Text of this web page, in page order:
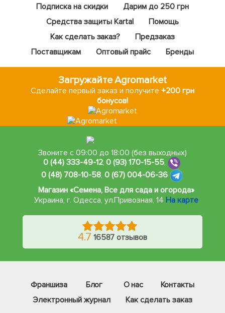
Подписка на скидки
Дарим до 250 грн
Средства защиты Kartal
Помощь
Как сделать заказ?
Предзаказ
Поставщикам
Оптовый прайс Бренды
Загружайте Agromarket
Сделайте первый заказ и получите +200 грн
бонусов!
Звоните с 09:00 до 18:00 (без выходных)
0 (44) 333-49-12,0 (93) 170-15-55,
0 (48) 708-10-58, 0 (67) 004-06-36
Магазин «Семена, Все для сада и огорода»
Украина, г. Одесса, ул.Привозная, 14 На карте
4.7 16587 отзывов
Франшиза Блог О нас
Контакты
Электронный журнал
Как сделать заказ